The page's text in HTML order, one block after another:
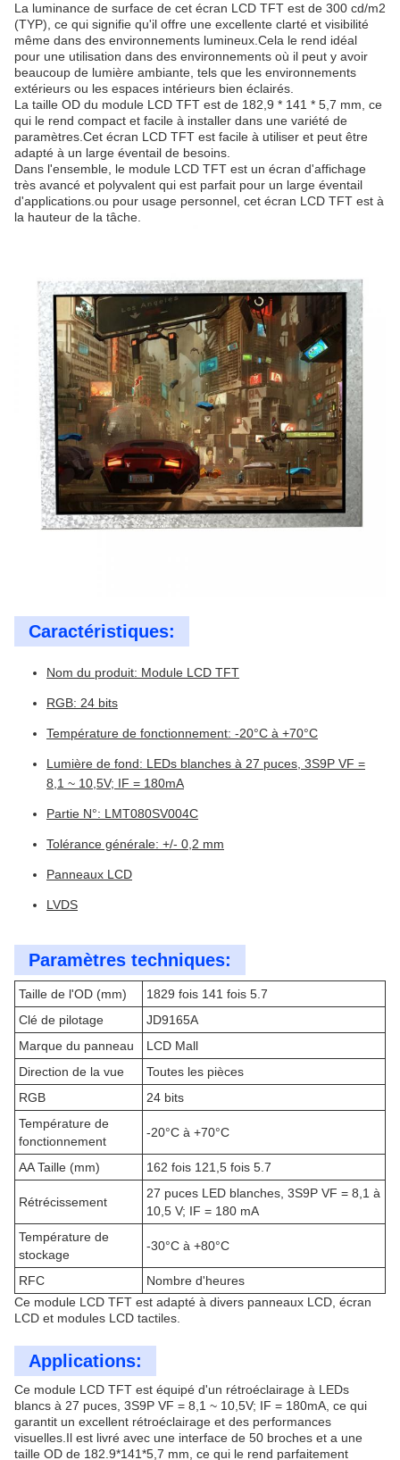
La luminance de surface de cet écran LCD TFT est de 300 cd/m2
(TYP), ce qui signifie qu'il offre une excellente clarté et visibilité
même dans des environnements lumineux.Cela le rend idéal
pour une utilisation dans des environnements où il peut y avoir
beaucoup de lumière ambiante, tels que les environnements
extérieurs ou les espaces intérieurs bien éclairés.
La taille OD du module LCD TFT est de 182,9 * 141 * 5,7 mm, ce
qui le rend compact et facile à installer dans une variété de
paramètres.Cet écran LCD TFT est facile à utiliser et peut être
adapté à un large éventail de besoins.
Dans l'ensemble, le module LCD TFT est un écran d'affichage
très avancé et polyvalent qui est parfait pour un large éventail
d'applications.ou pour usage personnel, cet écran LCD TFT est à
la hauteur de la tâche.
Caractéristiques:
Nom du produit: Module LCD TFT
RGB: 24 bits
Température de fonctionnement: -20°C à +70°C
Lumière de fond: LEDs blanches à 27 puces, 3S9P VF =
8,1 ~ 10,5V; IF = 180mA
Partie N°: LMT080SV004C
Tolérance générale: +/- 0,2 mm
Panneaux LCD
LVDS
Paramètres techniques:
Taille de l'OD (mm)
1829 fois 141 fois 5.7
Clé de pilotage
JD9165A
Marque du panneau
LCD Mall
Direction de la vue
Toutes les pièces
RGB
24 bits
Température de
fonctionnement
-20°C à +70°C
AA Taille (mm) 162 fois 121,5 fois 5.7
Rétrécissement
27 puces LED blanches, 3S9P VF = 8,1 à
10,5 V; IF = 180 mA
Température de
stockage
-30°C à +80°C
RFC
Nombre d'heures
Ce module LCD TFT est adapté à divers panneaux LCD, écran
LCD et modules LCD tactiles.
Applications:
Ce module LCD TFT est équipé d'un rétroéclairage à LEDs
blancs à 27 puces, 3S9P VF = 8,1 ~ 10,5V; IF = 180mA, ce qui
garantit un excellent rétroéclairage et des performances
visuelles.Il est livré avec une interface de 50 broches et a une
taille OD de 182.9*141*5,7 mm, ce qui le rend parfaitement